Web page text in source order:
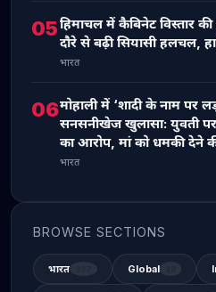
05हिमाचल में कैबिनेट विस्तार
दौरे से बढ़ी सियासी हलचल,
भारत
06मोहाली में ‘शादी के नाम पर
सनसनीखेज खुलासा: युवती
का आरोप, मां को धमकी देने
भारत
BROWSE SECTIONS
भारत Global